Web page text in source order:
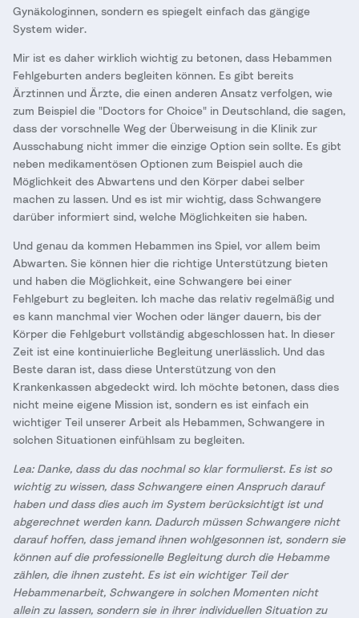
Gynäkologinnen, sondern es spiegelt einfach das gängige
System wider.
Mir ist es daher wirklich wichtig zu betonen, dass Hebammen
Fehlgeburten anders begleiten können. Es gibt bereits
Ärztinnen und Ärzte, die einen anderen Ansatz verfolgen, wie
zum Beispiel die "Doctors for Choice" in Deutschland, die sagen,
dass der vorschnelle Weg der Überweisung in die Klinik zur
Ausschabung nicht immer die einzige Option sein sollte. Es gibt
neben medikamentösen Optionen zum Beispiel auch die
Möglichkeit des Abwartens und den Körper dabei selber
machen zu lassen. Und es ist mir wichtig, dass Schwangere
darüber informiert sind, welche Möglichkeiten sie haben.
Und genau da kommen Hebammen ins Spiel, vor allem beim
Abwarten. Sie können hier die richtige Unterstützung bieten
und haben die Möglichkeit, eine Schwangere bei einer
Fehlgeburt zu begleiten. Ich mache das relativ regelmäßig und
es kann manchmal vier Wochen oder länger dauern, bis der
Körper die Fehlgeburt vollständig abgeschlossen hat. In dieser
Zeit ist eine kontinuierliche Begleitung unerlässlich. Und das
Beste daran ist, dass diese Unterstützung von den
Krankenkassen abgedeckt wird. Ich möchte betonen, dass dies
nicht meine eigene Mission ist, sondern es ist einfach ein
wichtiger Teil unserer Arbeit als Hebammen, Schwangere in
solchen Situationen einfühlsam zu begleiten.
Lea: Danke, dass du das nochmal so klar formulierst. Es ist so
wichtig zu wissen, dass Schwangere einen Anspruch darauf
haben und dass dies auch im System berücksichtigt ist und
abgerechnet werden kann. Dadurch müssen Schwangere nicht
darauf hoffen, dass jemand ihnen wohlgesonnen ist, sondern sie
können auf die professionelle Begleitung durch die Hebamme
zählen, die ihnen zusteht. Es ist ein wichtiger Teil der
Hebammenarbeit, Schwangere in solchen Momenten nicht
allein zu lassen, sondern sie in ihrer individuellen Situation zu